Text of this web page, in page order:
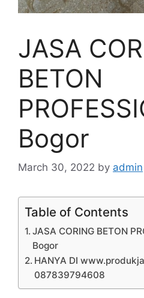
JASA
BETON
Bogor
March 30, 2022 by admin
Table of Contents
JASA CORING BETON
Bogor
HANYA DI
087839794608